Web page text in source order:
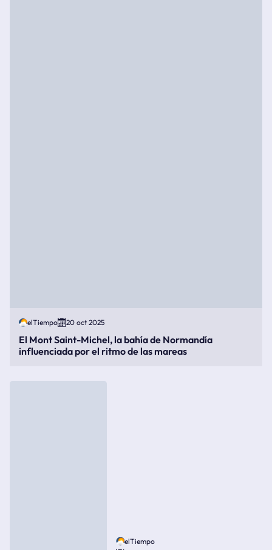
elTiempo 20 oct 2025
El Mont Saint-Michel, la bahía de Normandía
influenciada por el ritmo de las mareas
elTiempo